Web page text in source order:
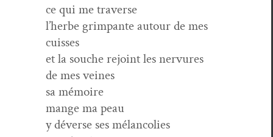
ce qui me traverse
l’herbe grim­pante autour de mes
cuisses
et la souche rejoint les nervures
de mes veines
sa mémoire
mange ma peau
y déverse ses mélancolies